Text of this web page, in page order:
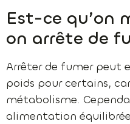
Est-ce qu’on
on arrête de
Arrêter de fumer peut
poids pour certains,
métabolisme.
alimentation